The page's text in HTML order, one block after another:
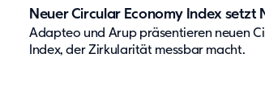
Neuer Circular Economy Index setzt
Adapteo und Arup präsentieren neuen
Index, der Zirkularität messbar macht.